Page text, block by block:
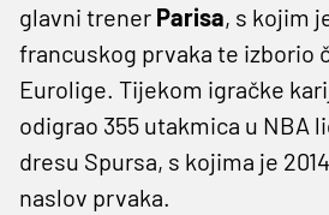
glavni trener Parisa, s kojim
francuskog prvaka te izborio
Eurolige. Tijekom igračke
odigrao 355 utakmica u NBA
dresu Spursa, s kojima je
naslov prvaka.